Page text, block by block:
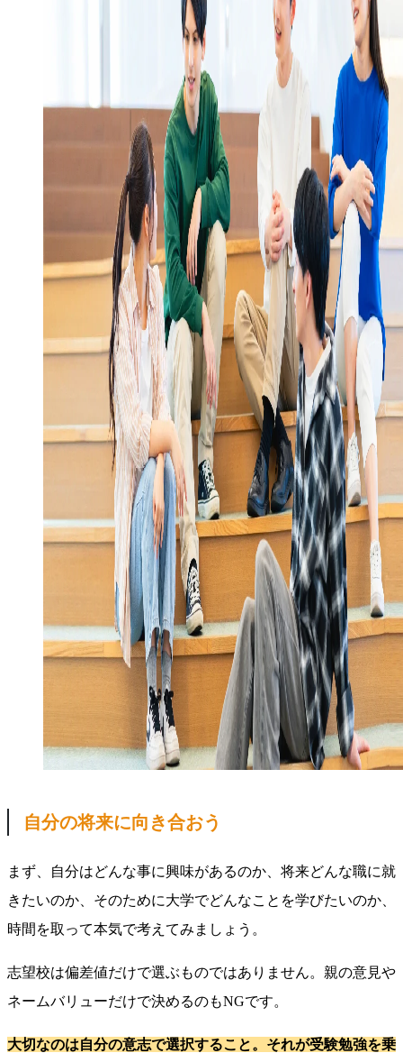
自分の将来に向き合おう
まず、自分はどんな事に興味があるのか、将来どんな職に就
きたいのか、そのために大学でどんなことを学びたいのか、
時間を取って本気で考えてみましょう。
志望校は偏差値だけで選ぶものではありません。親の意見や
ネームバリューだけで決めるのもNGです。
大切なのは自分の意志で選択すること。それが受験勉強を乗